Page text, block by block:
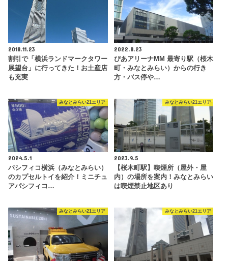
2018.11.23
割引で「横浜ランドマークタワー
展望台」に行ってきた！お土産店
も充実
2022.8.23
ぴあアリーナMM 最寄り駅（桜木
町・みなとみらい）からの行き
方・バス停や…
みなとみらい21エリア
2024.5.1
パシフィコ横浜（みなとみらい）
のカプセルトイを紹介！ミニチュ
アパシフィコ…
みなとみらい21エリア
2023.9.5
【桜木町駅】喫煙所（屋外・屋
内）の場所を案内！みなとみらい
は喫煙禁止地区あり
みなとみらい21エリア みなとみらい21エリア